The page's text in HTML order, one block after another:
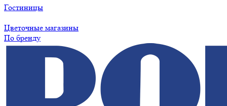
Гостиницы
Цветочные магазины
По бренду